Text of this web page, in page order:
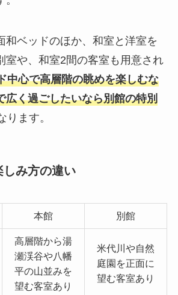
和ベッドのほか、和室と洋室を
室や、和室2間の客室も用意され
中心で高層階の眺めを楽しむな
広く過ごしたいなら別館の特別
ります。
しみ方の違い
本館 別館
高層階から湯
瀬渓谷や八幡
平の山並みを
望む客室あり
米代川や自然
庭園を正面に
望む客室あり